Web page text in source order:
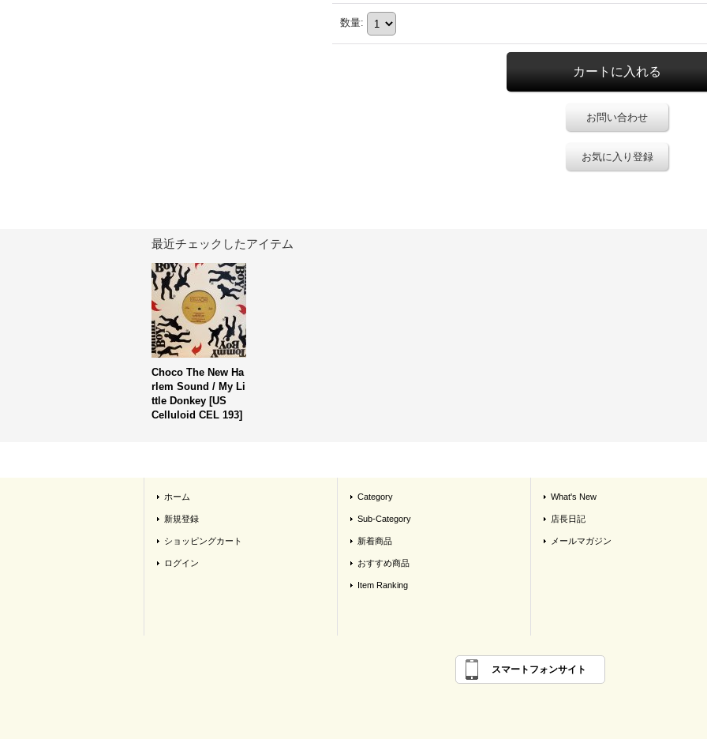
数量:
お問い合わせ
お気に入り登録
最近チェックしたアイテム
Choco The New Ha
rlem Sound / My Li
ttle Donkey [US
Celluloid CEL 193]
ホーム
新規登録
ショッピングカート
ログイン
Category
Sub-Category
新着商品
おすすめ商品
Item Ranking
What's New
店長日記
メールマガジン
スマートフォンサイト